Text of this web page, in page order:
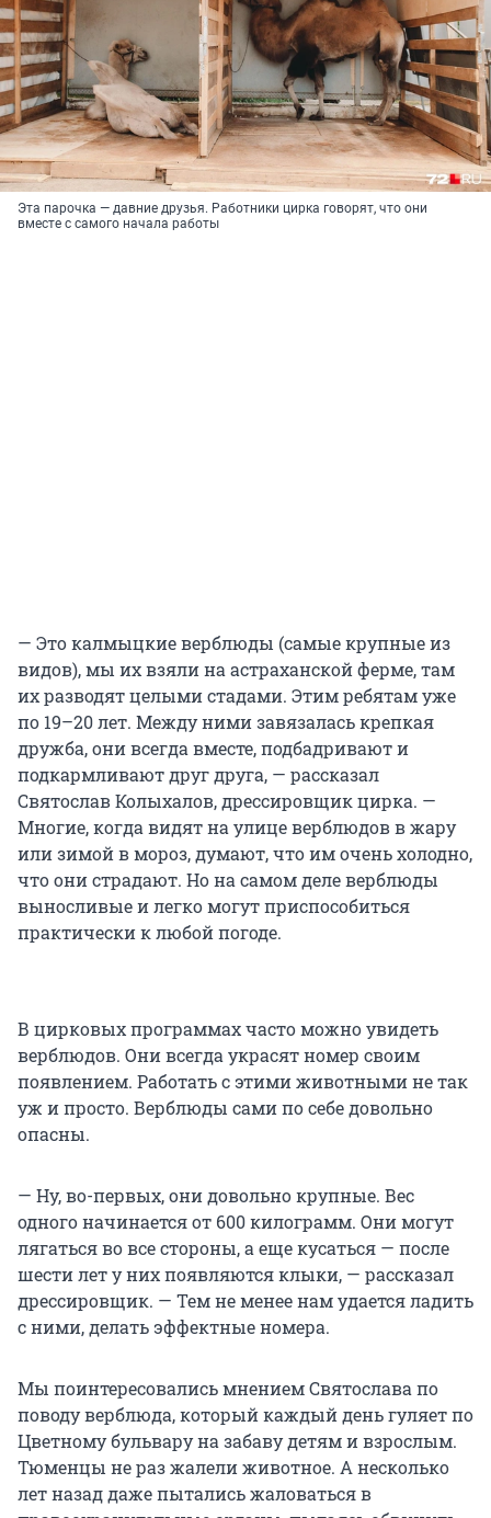
Эта парочка — давние друзья. Работники цирка говорят, что они
вместе с самого начала работы
— Это калмыцкие верблюды (самые крупные из
видов), мы их взяли на астраханской ферме, там
их разводят целыми стадами. Этим ребятам уже
по 19–20 лет. Между ними завязалась крепкая
дружба, они всегда вместе, подбадривают и
подкармливают друг друга, — рассказал
Святослав Колыхалов, дрессировщик цирка. —
Многие, когда видят на улице верблюдов в жару
или зимой в мороз, думают, что им очень холодно,
что они страдают. Но на самом деле верблюды
выносливые и легко могут приспособиться
практически к любой погоде.
В цирковых программах часто можно увидеть
верблюдов. Они всегда украсят номер своим
появлением. Работать с этими животными не так
уж и просто. Верблюды сами по себе довольно
опасны.
— Ну, во-первых, они довольно крупные. Вес
одного начинается от 600 килограмм. Они могут
лягаться во все стороны, а еще кусаться — после
шести лет у них появляются клыки, — рассказал
дрессировщик. — Тем не менее нам удается ладить
с ними, делать эффектные номера.
Мы поинтересовались мнением Святослава по
поводу верблюда, который каждый день гуляет по
Цветному бульвару на забаву детям и взрослым.
Тюменцы не раз жалели животное. А несколько
лет назад даже пытались жаловаться в